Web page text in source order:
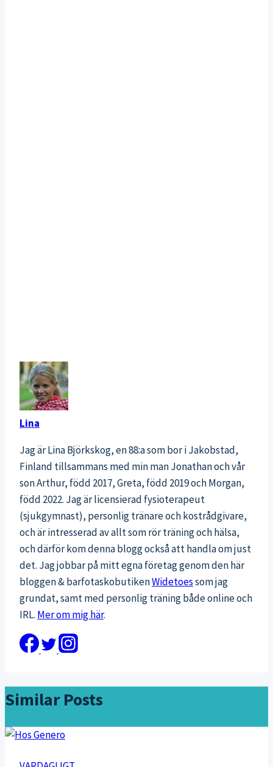
Lina
Jag är Lina Björkskog, en 88:a som bor i Jakobstad,
Finland tillsammans med min man Jonathan och vår
son Arthur, född 2017, Greta, född 2019 och Morgan,
född 2022. Jag är licensierad fysioterapeut
(sjukgymnast), personlig tränare och kostrådgivare,
och är intresserad av allt som rör träning och hälsa,
och därför kom denna blogg också att handla om just
det. Jag jobbar på mitt egna företag genom den här
bloggen & barfotaskobutikenWidetoessom jag
grundat, samt med personlig träning både online och
IRL. Mer om mig här.
Similar Posts